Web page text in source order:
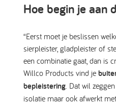
Hoe begin je aan
“Eerst moet je beslissen
sierpleister, gladpleister of
een combinatie gaat, dan is
Willco Products vind je
bepleistering. Dat wil
isolatie maar ook afwerkt